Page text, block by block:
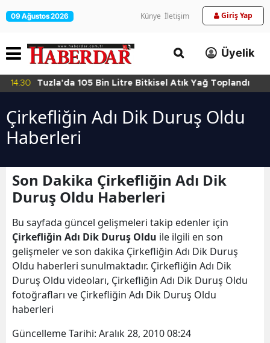
09 Ağustos 2026 Künye İletişim Giriş Yap
Üyelik
14:30 Tuzla'da 105 Bin Litre Bitkisel Atık Yağ Toplandı
Çirkefliğin Adı Dik Duruş Oldu
Haberleri
Son Dakika Çirkefliğin Adı Dik
Duruş Oldu Haberleri
Bu sayfada güncel gelişmeleri takip edenler için
Çirkefliğin Adı Dik Duruş Oldu ile ilgili en son
gelişmeler ve son dakika Çirkefliğin Adı Dik Duruş
Oldu haberleri sunulmaktadır. Çirkefliğin Adı Dik
Duruş Oldu videoları, Çirkefliğin Adı Dik Duruş Oldu
fotoğrafları ve Çirkefliğin Adı Dik Duruş Oldu
haberleri
Güncelleme Tarihi: Aralık 28, 2010 08:24